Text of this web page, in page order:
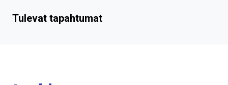
Tulevat tapahtumat